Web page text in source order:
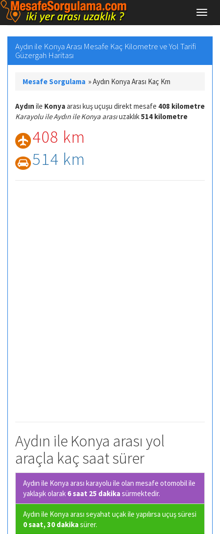
Aydın ile Konya Arası Mesafe Kaç Kilometre ve Yol Tarifi
Güzergah Haritası
Mesafe Sorgulama »Aydın Konya Arası Kaç Km
Aydın ile Konyaarası kuş uçuşu direkt mesafe 408 kilometre
Karayolu ile Aydın ile Konya arasıuzaklık514 kilometre
408 km
514 km
Aydın ile Konya arası yol
araçla kaç saat sürer
Aydın ile Konya arası karayolu ile olan mesafe otomobil ile
yaklaşık olarak 6 saat 25 dakikasürmektedir.
Aydın ile Konya arası seyahat uçak ile yapılırsa uçuş süresi
0 saat, 30 dakikasürer.